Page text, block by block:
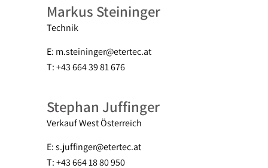
Markus Steininger
Technik
E: m.steininger@etertec.at
T: +43 664 39 81 676
Stephan Juffinger
Verkauf West Österreich
E: s.juffinger@etertec.at
T: +43 664 18 80 950